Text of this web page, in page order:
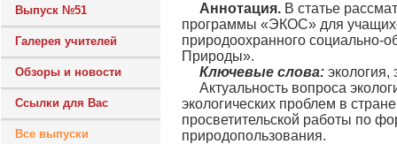
Выпуск №51
Галерея учителей
Обзоры и новости
Ссылки для Вас
Все выпуски
Аннотация. В статье
программы «ЭКОС» для
природоохранного социально-
Природы».
Ключевые слова: экология,
Актуальность вопроса
экологических проблем в
просветительской работы по
природопользования.